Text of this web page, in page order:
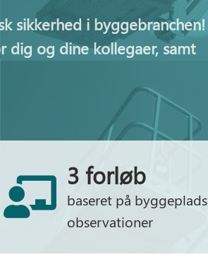
sikkerhed i byggebranchen!
og dine kollegaer, samt
3 forløb
baseret på
observationer